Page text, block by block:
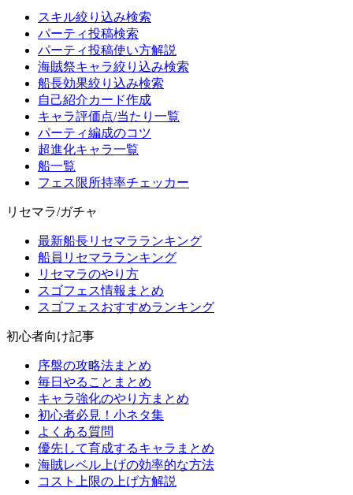
スキル絞り込み検索
パーティ投稿検索
パーティ投稿使い方解説
海賊祭キャラ絞り込み検索
船長効果絞り込み検索
自己紹介カード作成
キャラ評価点/当たり一覧
パーティ編成のコツ
超進化キャラ一覧
船一覧
フェス限所持率チェッカー
リセマラ/ガチャ
最新船長リセマラランキング
船員リセマラランキング
リセマラのやり方
スゴフェス情報まとめ
スゴフェスおすすめランキング
初心者向け記事
序盤の攻略法まとめ
毎日やることまとめ
キャラ強化のやり方まとめ
初心者必見！小ネタ集
よくある質問
優先して育成するキャラまとめ
海賊レベル上げの効率的な方法
コスト上限の上げ方解説